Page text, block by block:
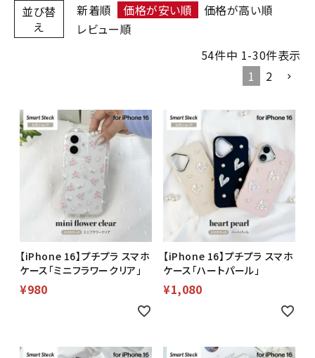
並び替
え
新着順 価格が安い順
価格が高い順
レビュー順
54件中 1-30件表示
1
2
【iPhone 16】プチプラ スマホ
ケース「ミニフラワークリア」
¥980
【iPhone 16】プチプラ スマホ
ケース「ハートパール」
¥1,080